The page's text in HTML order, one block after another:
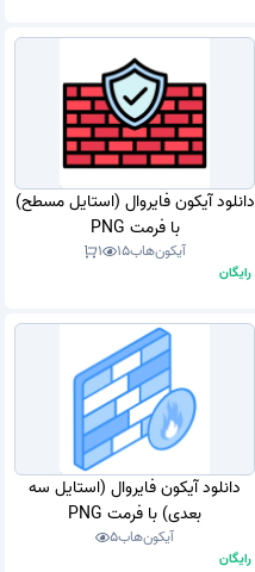
دانلود آیکون فایروال (استایل مسطح)
با فرمت PNG
آیکون‌هاب15
1
رایگان
دانلود آیکون فایروال (استایل سه
بعدی) با فرمت PNG
آیکون‌هاب5
رایگان